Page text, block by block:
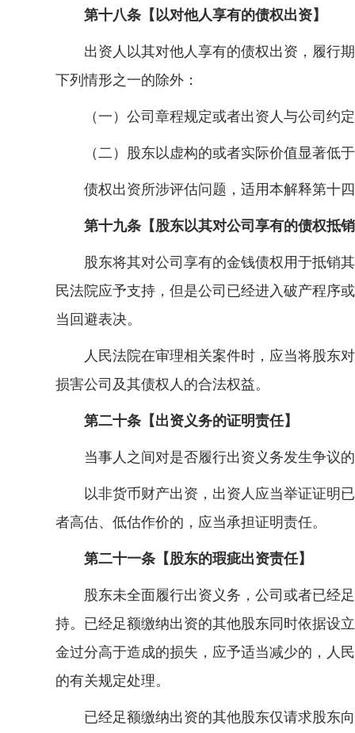
第十八条【以对他人享有的债权出资】
出资人以其对他人享有的债权出资，履行期
下列情形之一的除外：
（一）公司章程规定或者出资人与公司约定
（二）股东以虚构的或者实际价值显著低于
债权出资所涉评估问题，适用本解释第十四
第十九条【股东以其对公司享有的债权抵
股东将其对公司享有的金钱债权用于抵销其
民法院应予支持，但是公司已经进入破产程序
当回避表决。
人民法院在审理相关案件时，应当将股东对
损害公司及其债权人的合法权益。
第二十条【出资义务的证明责任】
当事人之间对是否履行出资义务发生争议的
以非货币财产出资，出资人应当举证证明已
者高估、低估作价的，应当承担证明责任。
第二十一条【股东的瑕疵出资责任】
股东未全面履行出资义务，公司或者已经足
持。已经足额缴纳出资的其他股东同时依据设
金过分高于造成的损失，应予适当减少的，人
的有关规定处理。
已经足额缴纳出资的其他股东仅请求股东向